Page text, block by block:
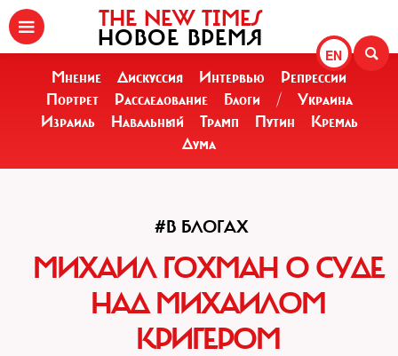
EN
THE NEW TIMES
НОВОЕ ВРЕМЯ
Мнение Дискуссия Интервью
Репрессии
Портрет
Расследование Блоги /
Украина
Израиль
Навальный Трамп Путин
Кремль
Дума
#В БЛОГАХ
МИХАИЛ ГОХМАН О СУДЕ
НАД МИХАИЛОМ
КРИГЕРОМ